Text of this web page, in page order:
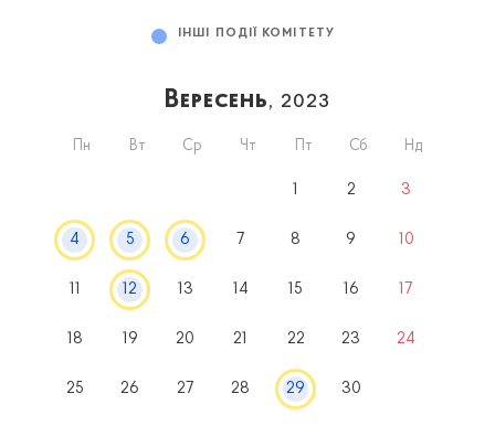
ІНШІ ПОДІЇ КОМІТЕТУ
Вересень, 2023
Пн Вт Ср Чт Пт Сб Нд
2 3
4 5 6 7 8 9 10
12 13 14 15 16 17
18 19 20 21 22 23 24
25 26 27 28 29 30